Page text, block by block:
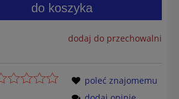
do koszyka
dodaj do przechowalni
poleć znajomemu